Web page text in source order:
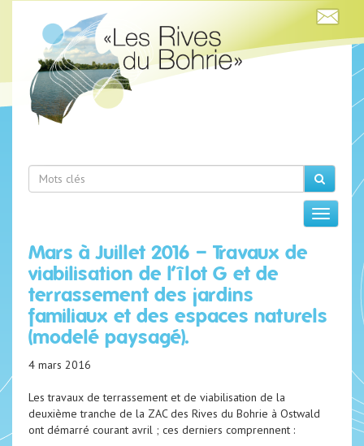
Mars à Juillet 2016 – Travaux de
viabilisation de l’îlot G et de
terrassement des jardins
familiaux et des espaces naturels
(modelé paysagé).
4 mars 2016
Les travaux de terrassement et de viabilisation de la
deuxième tranche de la ZAC des Rives du Bohrie à Ostwald
ont démarré courant avril ; ces derniers comprennent :